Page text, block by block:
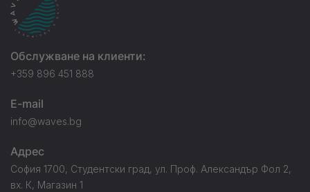
Обслужване на клиенти:
+359 896 451 888
E-mail
info@waves.bg
Адрес
София 1700, Студентски град, ул. Проф. Александър Фол 2,
вх. К, Магазин 1